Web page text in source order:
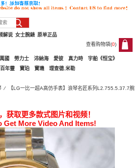
原单正品
女士腕錶
解说
查看购物袋(0)
0
萬國 勞力士 沛納海 愛彼 真力時
宇舶《恒宝》
百年靈 寶珀 寶璣 理查德.米勒
⁄ 【LG一比一超A高仿手表】浪琴名匠系列L2.755.5.37.7腕
获取更多款式图片和视频！
Get More Video And Items!